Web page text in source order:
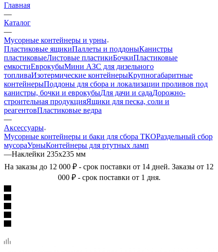
Главная
—
Каталог
—
Мусорные контейнеры и урны
Пластиковые ящикиПаллеты и поддоныКанистры
пластиковыеЛистовые пластикиБочкиПластиковые
емкостиЕврокубыМини АЗС для дизельного
топливаИзотермические контейнерыКрупногабаритные
контейнерыПоддоны для сбора и локализации проливов под
канистры, бочки и еврокубыДля дачи и садаДорожно-
строительная продукцияЯщики для песка, соли и
реагентовПластиковые ведра
—
Аксессуары
Мусорные контейнеры и баки для сбора ТКОРаздельный сбор
мусораУрныКонтейнеры для ртутных ламп
—Наклейки 235х235 мм
На заказы до 12 000 ₽ - срок поставки от 14 дней. Заказы от 12
000 ₽ - срок поставки от 1 дня.